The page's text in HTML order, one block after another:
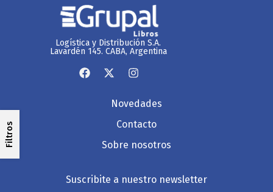
Filtros
Logística y Distribución S.A.
Lavardén 145. CABA, Argentina
Novedades
Contacto
Sobre nosotros
Suscribite a nuestro newsletter